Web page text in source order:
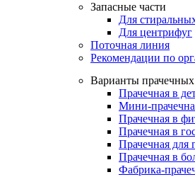
Запасные части
Для
Для центрифуг
Поточная линия
Рекомендации по
Варианты прачечных
Прачечная в
Мини-
Прачечная в
Прачечная в
Прачечная для
Прачечная в
Фабрика-